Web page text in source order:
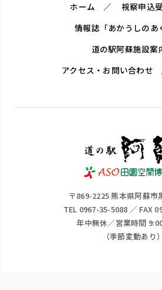
ホーム
視察申込
情報誌「あかうしのあ
道の駅阿蘇施設案
アクセス・お問い合わせ
〒869-2225 熊本県阿蘇市
TEL 0967-35-5088 ／ FAX
年中無休／営業時間
（季節変動あり）